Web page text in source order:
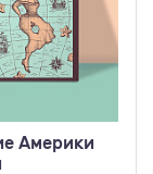
Америки